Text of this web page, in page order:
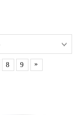
8 9 »